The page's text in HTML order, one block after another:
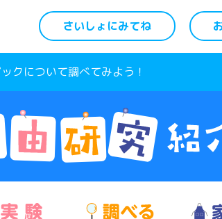
さいしょにみてね
クについて調べてみよう！